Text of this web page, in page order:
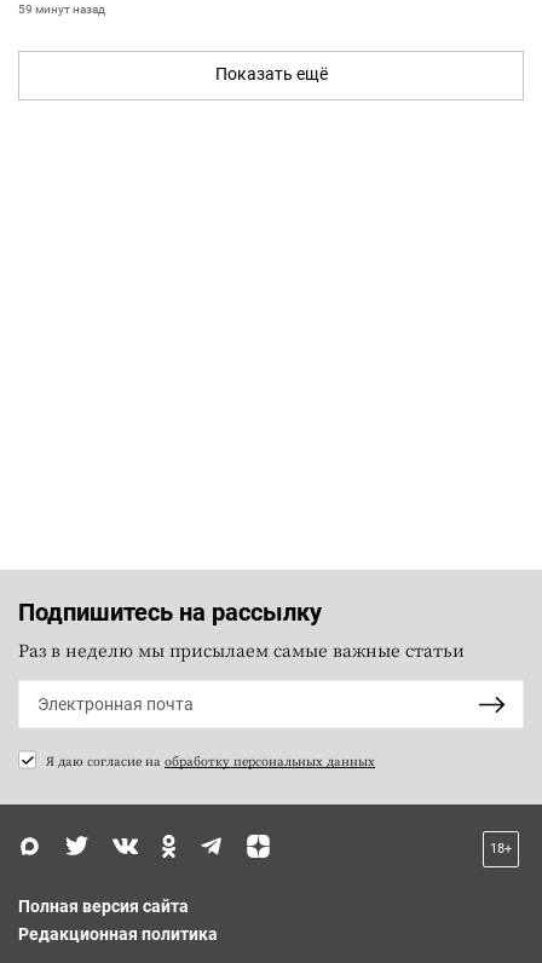
59 минут назад
Показать ещё
Подпишитесь на рассылку
Раз в неделю мы присылаем самые важные статьи
Я даю согласие на обработку персональных данных
18+
Полная версия сайта
Редакционная политика